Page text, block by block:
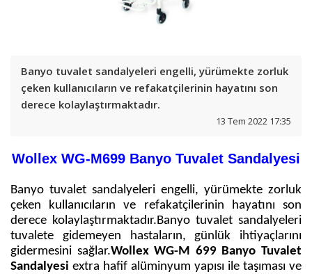
Banyo tuvalet sandalyeleri engelli, yürümekte zorluk
çeken kullanıcıların ve refakatçilerinin hayatını son
derece kolaylaştırmaktadır.
13 Tem 2022 17:35
Wollex WG-M699 Banyo Tuvalet Sandalyesi
Banyo tuvalet sandalyeleri engelli, yürümekte zorluk
çeken kullanıcıların ve refakatçilerinin hayatını son
derece kolaylaştırmaktadır.Banyo tuvalet sandalyeleri
tuvalete gidemeyen hastaların, günlük ihtiyaçlarını
gidermesini sağlar.Wollex WG-M 699 Banyo Tuvalet
Sandalyesi extra hafif alüminyum yapısı ile taşıması ve